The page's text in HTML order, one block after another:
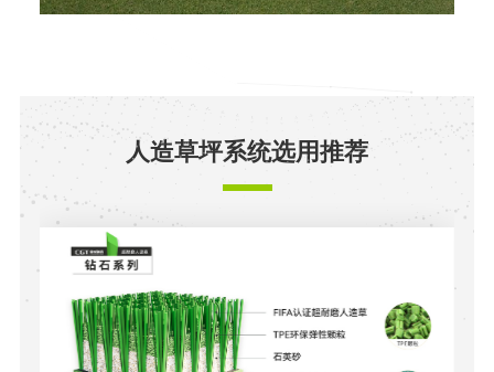
人造草坪系统选用推荐